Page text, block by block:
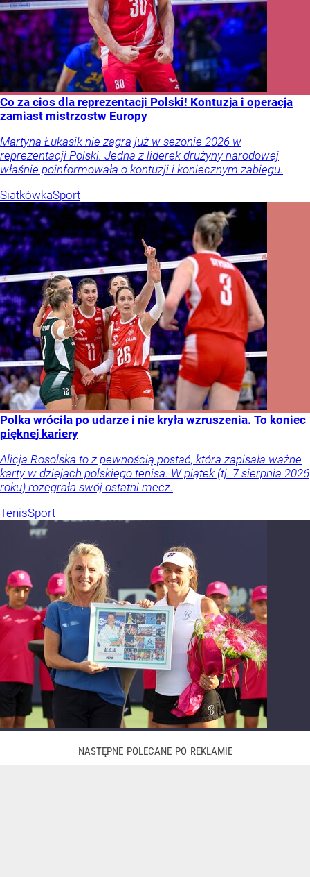
Co za cios dla reprezentacji Polski! Kontuzja i operacja
zamiast mistrzostw Europy
Martyna Łukasik nie zagra już w sezonie 2026 w
reprezentacji Polski. Jedna z liderek drużyny narodowej
właśnie poinformowała o kontuzji i koniecznym zabiegu.
SiatkówkaSport
Polka wróciła po udarze i nie kryła wzruszenia. To koniec
pięknej kariery
Alicja Rosolska to z pewnością postać, która zapisała ważne
karty w dziejach polskiego tenisa. W piątek (tj. 7 sierpnia 2026
roku) rozegrała swój ostatni mecz.
TenisSport